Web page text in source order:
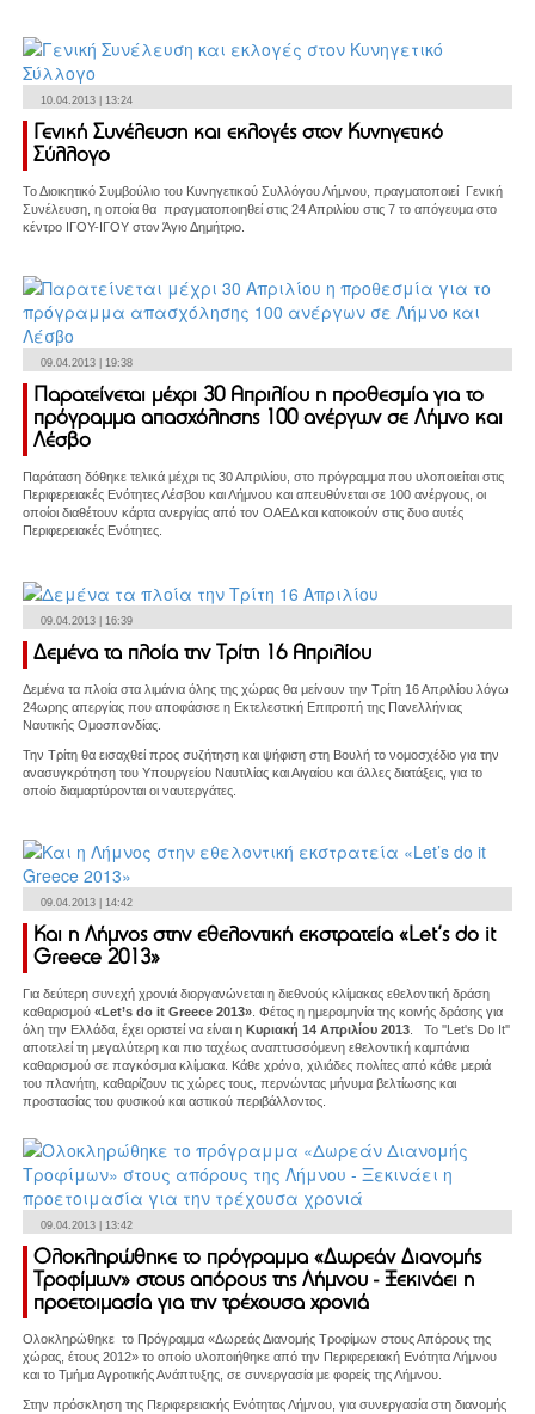
10.04.2013 | 13:24
Γενική Συνέλευση και εκλογές στον Κυνηγετικό
Σύλλογο
Το Διοικητικό Συμβούλιο του Κυνηγετικού Συλλόγου Λήμνου, πραγματοποιεί Γενική
Συνέλευση, η οποία θα πραγματοποιηθεί στις 24 Απριλίου στις 7 το απόγευμα στο
κέντρο ΙΓΟΥ-ΙΓΟΥ στον Άγιο Δημήτριο.
09.04.2013 | 19:38
Παρατείνεται μέχρι 30 Απριλίου η προθεσμία για το
πρόγραμμα απασχόλησης 100 ανέργων σε Λήμνο και
Λέσβο
Παράταση δόθηκε τελικά μέχρι τις 30 Απριλίου, στο πρόγραμμα που υλοποιείται στις
Περιφερειακές Ενότητες Λέσβου και Λήμνου και απευθύνεται σε 100 ανέργους, οι
οποίοι διαθέτουν κάρτα ανεργίας από τον ΟΑΕΔ και κατοικούν στις δυο αυτές
Περιφερειακές Ενότητες.
09.04.2013 | 16:39
Δεμένα τα πλοία την Τρίτη 16 Απριλίου
Δεμένα τα πλοία στα λιμάνια όλης της χώρας θα μείνουν την Τρίτη 16 Απριλίου λόγω
24ωρης απεργίας που αποφάσισε η Εκτελεστική Επιτροπή της Πανελλήνιας
Ναυτικής Ομοσπονδίας.
Την Τρίτη θα εισαχθεί προς συζήτηση και ψήφιση στη Βουλή το νομοσχέδιο για την
ανασυγκρότηση του Υπουργείου Ναυτιλίας και Αιγαίου και άλλες διατάξεις, για το
οποίο διαμαρτύρονται οι ναυτεργάτες.
09.04.2013 | 14:42
Και η Λήμνος στην εθελοντική εκστρατεία «Let’s do it
Greece 2013»
Για δεύτερη συνεχή χρονιά διοργανώνεται η διεθνούς κλίμακας εθελοντική δράση
καθαρισμού «Let’s do it Greece 2013» . Φέτος η ημερομηνία της κοινής δράσης για
όλη την Ελλάδα, έχει οριστεί να είναι η Κυριακή 14 Απριλίου 2013 . Το ''Let's Do It''
αποτελεί τη μεγαλύτερη και πιο ταχέως αναπτυσσόμενη εθελοντική καμπάνια
καθαρισμού σε παγκόσμια κλίμακα. Κάθε χρόνο, χιλιάδες πολίτες από κάθε μεριά
του πλανήτη, καθαρίζουν τις χώρες τους, περνώντας μήνυμα βελτίωσης και
προστασίας του φυσικού και αστικού περιβάλλοντος.
09.04.2013 | 13:42
Ολοκληρώθηκε το πρόγραμμα «Δωρεάν Διανομής
Τροφίμων» στους απόρους της Λήμνου - Ξεκινάει η
προετοιμασία για την τρέχουσα χρονιά
Ολοκληρώθηκε το Πρόγραμμα «Δωρεάς Διανομής Τροφίμων στους Απόρους της
χώρας, έτους 2012» το οποίο υλοποιήθηκε από την Περιφερειακή Ενότητα Λήμνου
και το Τμήμα Αγροτικής Ανάπτυξης, σε συνεργασία με φορείς της Λήμνου.
Στην πρόσκληση της Περιφερειακής Ενότητας Λήμνου, για συνεργασία στη διανομής